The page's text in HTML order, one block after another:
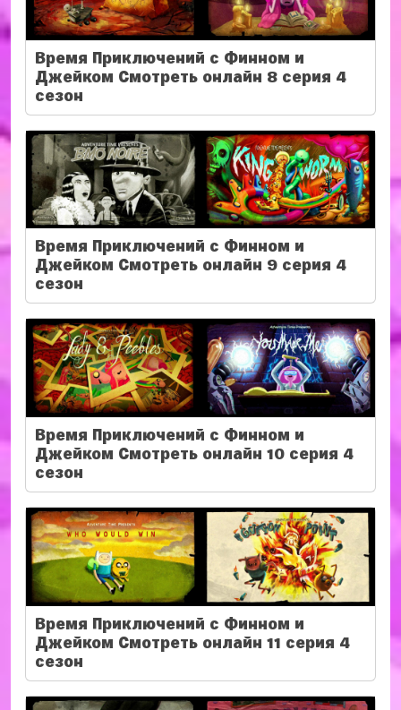
Время Приключений с Финном и
Джейком Смотреть онлайн 8 серия 4
сезон
Время Приключений с Финном и
Джейком Смотреть онлайн 9 серия 4
сезон
Время Приключений с Финном и
Джейком Смотреть онлайн 10 серия 4
сезон
Время Приключений с Финном и
Джейком Смотреть онлайн 11 серия 4
сезон